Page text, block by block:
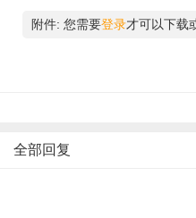
附件: 您需要登录才可以下载
全部回复